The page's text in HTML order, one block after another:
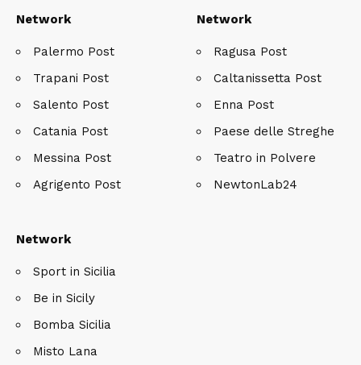
Network
Palermo Post
Trapani Post
Salento Post
Catania Post
Messina Post
Agrigento Post
Network
Ragusa Post
Caltanissetta Post
Enna Post
Paese delle Streghe
Teatro in Polvere
NewtonLab24
Network
Sport in Sicilia
Be in Sicily
Bomba Sicilia
Misto Lana